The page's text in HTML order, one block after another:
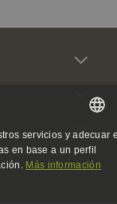
SPANISH
SPANISH
servicios y adecuar
en base a un perfil
Más información